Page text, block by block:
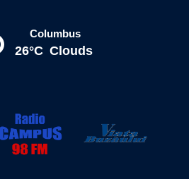
Columbus
26°C Clouds